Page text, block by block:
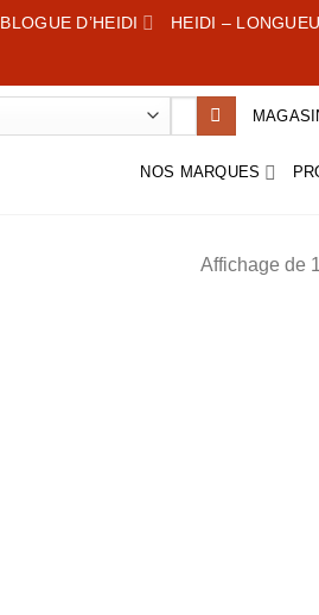
BLOGUE D’HEIDI HEIDI –
Rechercher :
NOS MARQUES
Affichage de